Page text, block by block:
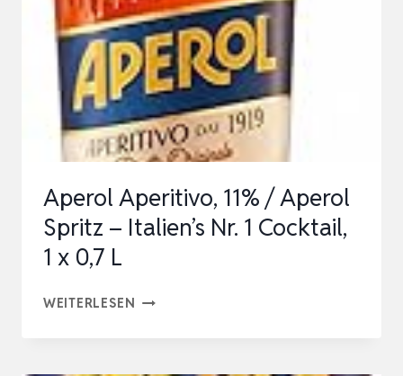
–
ITALIENS
NR.
1
COCKTAIL,
1
3
L
FLASCHE
Aperol Aperitivo, 11% / Aperol
Spritz – Italien’s Nr. 1 Cocktail,
1 x 0,7 L
WEITERLESEN APEROL